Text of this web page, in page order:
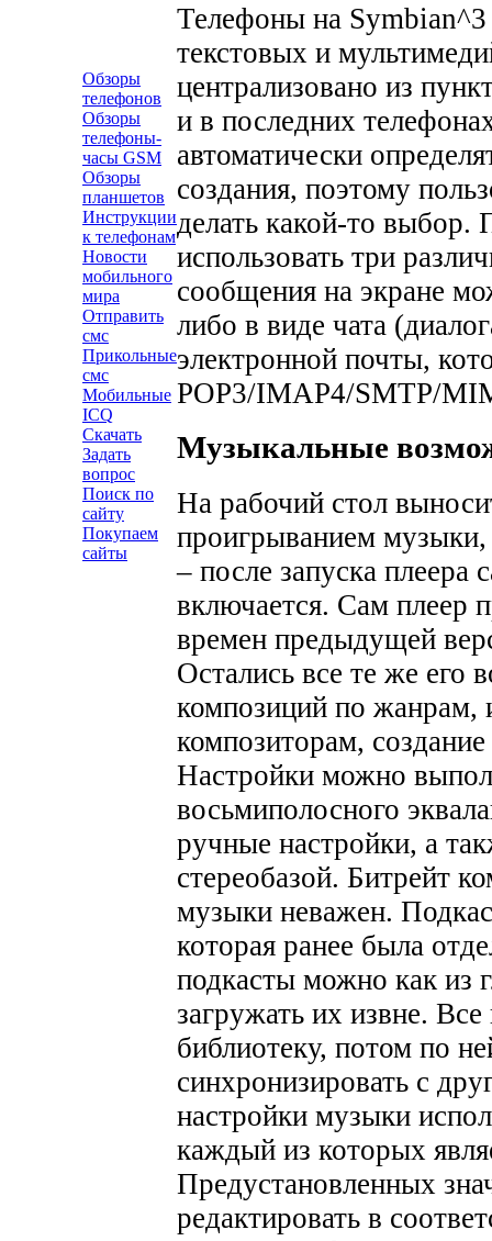
Обзоры
телефонов
Обзоры
телефоны-
часы GSM
Обзоры
планшетов
Инструкции
к телефонам
Новости
мобильного
мира
Отправить
смс
Прикольные
смс
Мобильные
ICQ
Скачать
Задать
вопрос
Поиск по
сайту
Покупаем
сайты
Телефоны на
текстовых и
централизовано из
и в последних
автоматически
создания, поэтому
делать какой-то
использовать три
сообщения на экране
либо в виде чата
электронной почты,
POP3/IMAP4/SMTP/
Музыкальные
На рабочий стол
проигрыванием
– после запуска плеера
включается. Сам плеер
времен предыдущей
Остались все те же его
композиций по жанрам,
композиторам,
Настройки можно
восьмиполосного
ручные настройки, а
стереобазой. Битрейт
музыки неважен.
которая ранее была
подкасты можно как из
загружать их извне.
библиотеку, потом по
синхронизировать с
настройки музыки
каждый из которых
Предустановленных
редактировать в